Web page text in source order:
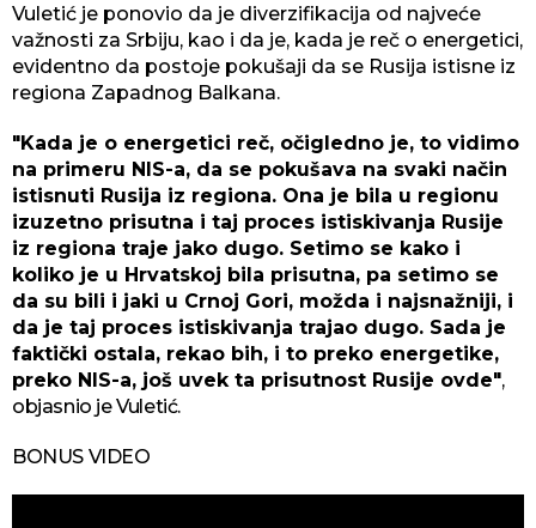
Vuletić je ponovio da je diverzifikacija od najveće
važnosti za Srbiju, kao i da je, kada je reč o energetici,
evidentno da postoje pokušaji da se Rusija istisne iz
regiona Zapadnog Balkana.
"Kada je o energetici reč, očigledno je, to vidimo
na primeru NIS-a, da se pokušava na svaki način
istisnuti Rusija iz regiona. Ona je bila u regionu
izuzetno prisutna i taj proces istiskivanja Rusije
iz regiona traje jako dugo. Setimo se kako i
koliko je u Hrvatskoj bila prisutna, pa setimo se
da su bili i jaki u Crnoj Gori, možda i najsnažniji, i
da je taj proces istiskivanja trajao dugo. Sada je
faktički ostala, rekao bih, i to preko energetike,
preko NIS-a, još uvek ta prisutnost Rusije ovde",
objasnio je Vuletić.
BONUS VIDEO